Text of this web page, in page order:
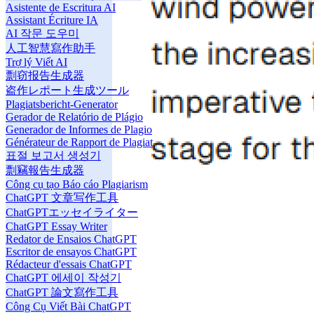
Asistente de Escritura AI
Assistant Écriture IA
AI 작문 도우미
人工智慧寫作助手
Trợ lý Viết AI
剽窃报告生成器
盗作レポート生成ツール
Plagiatsbericht-Generator
Gerador de Relatório de Plágio
Generador de Informes de Plagio
Générateur de Rapport de Plagiat
표절 보고서 생성기
剽竊報告生成器
Công cụ tạo Báo cáo Plagiarism
ChatGPT 文章写作工具
ChatGPTエッセイライター
ChatGPT Essay Writer
Redator de Ensaios ChatGPT
Escritor de ensayos ChatGPT
Rédacteur d'essais ChatGPT
ChatGPT 에세이 작성기
ChatGPT 論文寫作工具
Công Cụ Viết Bài ChatGPT